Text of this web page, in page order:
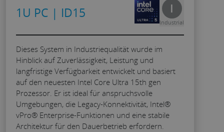
1U PC | ID15 I
Industrial
Dieses System in Industriequalität wurde im
Hinblick auf Zuverlässigkeit, Leistung und
langfristige Verfügbarkeit entwickelt und basiert
auf den neuesten Intel Core Ultra 15th gen
Prozessor. Er ist ideal für anspruchsvolle
Umgebungen, die Legacy-Konnektivität, Intel®
vPro® Enterprise-Funktionen und eine stabile
Architektur für den Dauerbetrieb erfordern.